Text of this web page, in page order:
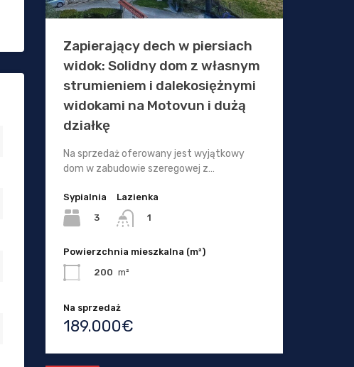
Zapierający dech w piersiach
widok: Solidny dom z własnym
strumieniem i dalekosiężnymi
widokami na Motovun i dużą
działkę
Na sprzedaż oferowany jest wyjątkowy
dom w zabudowie szeregowej z…
Sypialnia
3
Lazienka
1
Powierzchnia mieszkalna (m²)
200 m²
Na sprzedaż
189.000€